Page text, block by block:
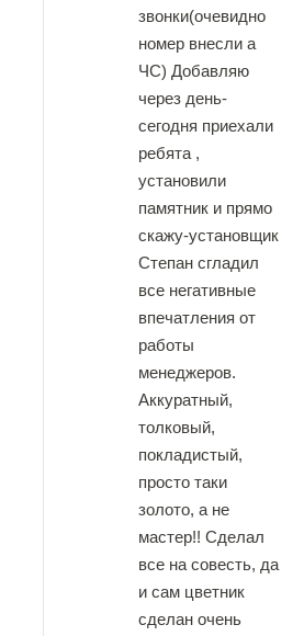
звонки(очевидно
номер внесли а
ЧС) Добавляю
через день-
сегодня приехали
ребята ,
установили
памятник и прямо
скажу-установщик
Степан сгладил
все негативные
впечатления от
работы
менеджеров.
Аккуратный,
толковый,
покладистый,
просто таки
золото, а не
мастер!! Сделал
все на совесть, да
и сам цветник
сделан очень